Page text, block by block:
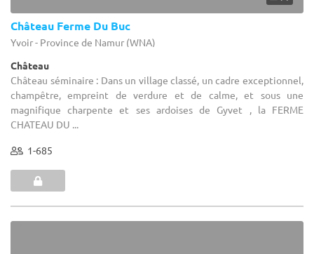
Château Ferme Du Buc
Yvoir - Province de Namur (WNA)
Château
Château séminaire : Dans un village classé, un cadre exceptionnel,
champêtre, empreint de verdure et de calme, et sous une
magnifique charpente et ses ardoises de Gyvet , la FERME
CHATEAU DU ...
1-685